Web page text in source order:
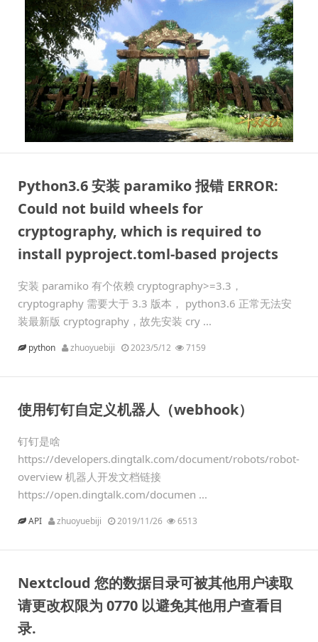
Python3.6 安装 paramiko 报错 ERROR:
Could not build wheels for
cryptography, which is required to
install pyproject.toml-based projects
安装 paramiko 有个依赖 cryptography>=3.3，
cryptography 需要大于 3.3 版本， python3.6 正常无法安
装最新版 cryptography，故先安装 cry ...
python zhuoyuebiji 2023/5/12 7159
使用钉钉自定义机器人（webhook）
钉钉是啥
https://developers.dingtalk.com/document/robots/robot-
overview 机器人开发文档链接
https://open.dingtalk.com/documen ...
API zhuoyuebiji 2019/11/26 6513
Nextcloud 您的数据目录可被其他用户读取
请更改权限为 0770 以避免其他用户查看目
录.